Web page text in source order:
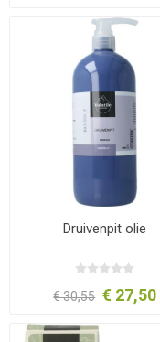
Druivenpit olie
€ 30,55 € 27,50